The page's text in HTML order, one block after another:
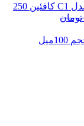
شامپو ضد ریزش موی آلپسین مشکی مدل C1 کافئین 250
تومان